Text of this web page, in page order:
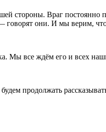
стороны. Враг постоянно
говорят они. И мы верим,
Мы все ждём его и всех
продолжать